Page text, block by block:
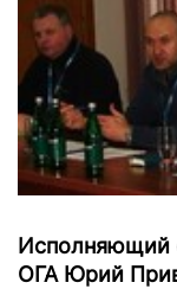
Исполняющий
ОГА Юрий